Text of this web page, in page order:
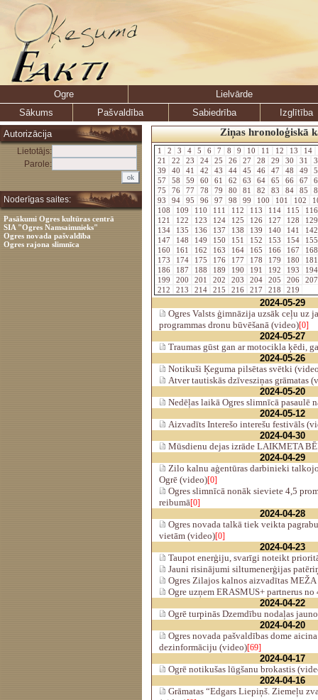
Ogre
Lielvārde
Sākums
Pašvaldība Sabiedrība
Izglītība
Autorizācija
Lietotājs:
Parole:
Noderīgas saites:
Pasākumi Ogres kultūras centrā
SIA "Ogres Namsaimnieks"
Ogres novada pašvaldība
Ogres rajona slimnīca
Ziņas hronoloģiskā
1 2 3 4 5 6 7 8 9 10 11 12 13 14
21
22 23 24 25 26 27 28 29 30 31
39
40 41 42 43 44 45 46 47 48 49
57
58 59 60 61 62 63 64 65 66 67
75
76 77 78 79 80 81 82 83 84 85
93
94 95 96 97 98 99 100 101 102
108
109 110 111 112 113 114 115
121
122 123 124 125 126 127 128
134
135 136 137 138 139 140 141
147
148 149 150 151 152 153 154
160
161 162 163 164 165 166 167
173
174 175 176 177 178 179 180
186
187 188 189 190 191 192 193
199
200 201 202 203 204 205 206
212
213 214 215 216 217 218 219
2024-05-29
Ogres Valsts ģimnāzija uzsāk ceļu uz
programmas dronu būvēšanā (video)[0]
2024-05-27
Traumas gūst gan ar motocikla ķēdi,
2024-05-26
Notikuši Ķeguma pilsētas svētki
Atver tautiskās dzīvesziņas grāmatas
2024-05-20
Nedēļas laikā Ogres slimnīcā pasaulē
2024-05-12
Aizvadīts Interešo interešu festivāls
2024-04-30
Mūsdienu dejas izrāde LAIKMETA
2024-04-29
Zilo kalnu aģentūras darbinieki
Ogrē (video)[0]
Ogres slimnīcā nonāk sieviete 4,5
reibumā[0]
2024-04-28
Ogres novada talkā tiek veikta
vietām (video)[0]
2024-04-23
Taupot enerģiju, svarīgi noteikt
Jauni risinājumi siltumenerģijas
Ogres Zilajos kalnos aizvadītas
Ogre uzņem ERASMUS+ partnerus
2024-04-22
Ogrē turpinās Dzemdību nodaļas
2024-04-20
Ogres novada pašvaldības dome
dezinformāciju (video)[69]
2024-04-17
Ogrē notikušas lūgšanu brokastis
2024-04-16
Grāmatas “Edgars Liepiņš. Ziemeļu